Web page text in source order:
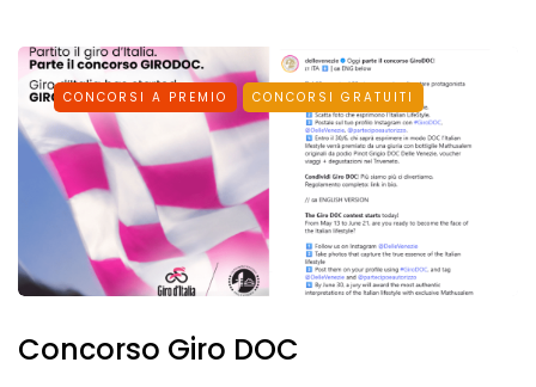
CONCORSI A PREMIO CONCORSI GRATUITI
Concorso Giro DOC